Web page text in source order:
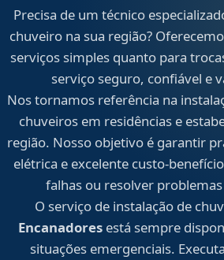
Precisa de um técnico
chuveiro na sua região?
serviços simples quanto para
serviço seguro, confiável e
Nos tornamos referência na
chuveiros em residências e
região. Nosso objetivo é garantir
elétrica e excelente custo-
falhas ou resolver
O serviço de instalação de
Encanadores está sempre
situações emergenciais.